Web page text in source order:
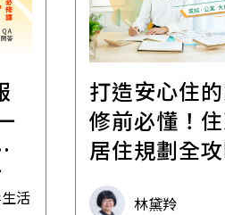
活
打造安心住
修前必懂！
居住規劃全
林黛羚